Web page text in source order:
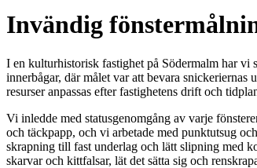
Invändig
I en kulturhistorisk fastighet på Södermalm har vi
innerbågar, där målet var att bevara
resurser anpassas efter fastighetens drift och
Vi inledde med statusgenomgång av varje
och täckpapp, och vi arbetade med punktutsug
skrapning till fast underlag och lätt slipning med
skarvar och kittfalsar, lät det sätta sig och